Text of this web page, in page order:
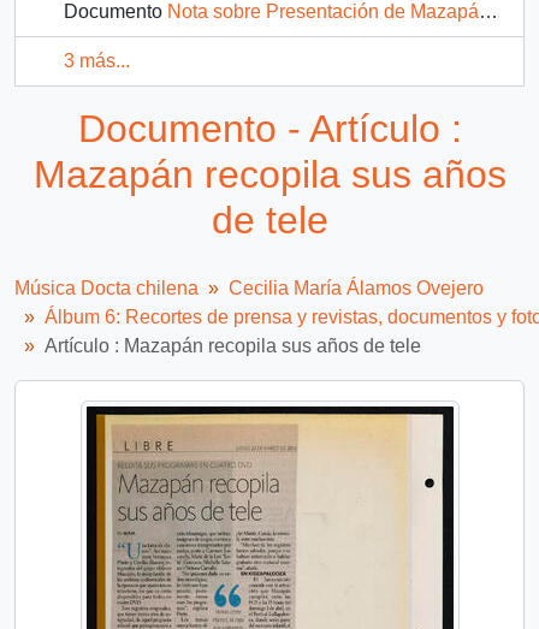
Documento Nota sobre Presentación de Mazapán en Esater Festival
3 más...
Documento - Artículo :
Mazapán recopila sus años
de tele
Música Docta chilena
Cecilia María Álamos Ovejero
Álbum 6: Recortes de prensa y revistas, documentos y
Artículo : Mazapán recopila sus años de tele